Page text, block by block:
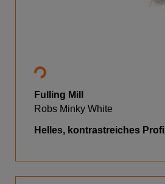
Fulling Mill
Robs Minky White
Helles, kontrastreiches Profil